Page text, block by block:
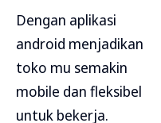
Dengan aplikasi
android menjadikan
toko mu semakin
mobile dan fleksibel
untuk bekerja.